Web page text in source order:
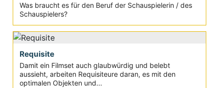
Was braucht es für den Beruf der Schauspielerin / des
Schauspielers?
Requisite
Damit ein Filmset auch glaubwürdig und belebt
aussieht, arbeiten Requisiteure daran, es mit den
optimalen Objekten und...